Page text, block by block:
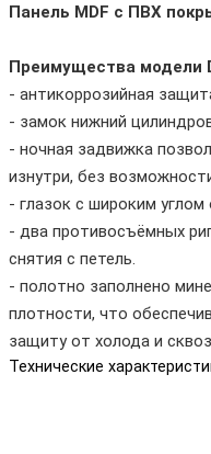
Панель MDF с ПВХ
Преимущества модели
- антикоррозийная
- замок нижний
- ночная задвижка
изнутри, без
- глазок с широким углом
- два противосъёмных
снятия с петель.
- полотно заполнено
плотности, что
защиту от холода и
Технические